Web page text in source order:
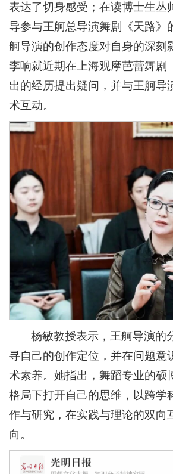
表达了切身感受；在读博士生丛
导参与王舸总导演舞剧《天路》
舸导演的创作态度对自身的深刻
李响就近期在上海观摩芭蕾舞剧
出的经历提出疑问，并与王舸导
术互动。
杨敏教授表示，王舸导演的
寻自己的创作定位，并在问题意
术素养。她指出，舞蹈专业的硕
格局下打开自己的思维，以跨学
作与研究，在实践与理论的双向
向。